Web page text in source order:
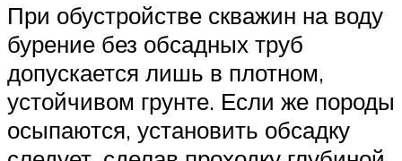
При обустройстве скважин на воду
бурение без обсадных труб
допускается лишь в плотном,
устойчивом грунте. Если же породы
осыпаются, установить обсадку